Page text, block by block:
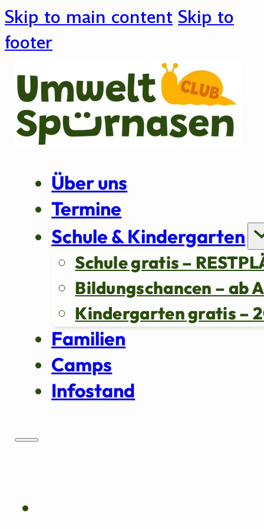
Skip to main content Skip to
footer
Über uns
Termine
Schule & Kindergarten
Schule gratis –
Bildungschancen – ab
Kindergarten gratis –
Familien
Camps
Infostand